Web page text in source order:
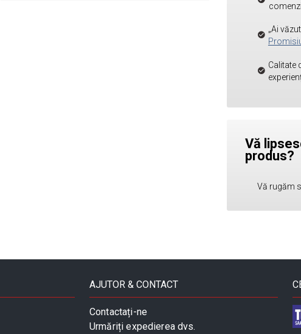
„Ai
Calitate
Vă
produs?
Vă rugăm
AJUTOR & CONTACT
Contactați-ne
Urmăriți expedierea dvs.